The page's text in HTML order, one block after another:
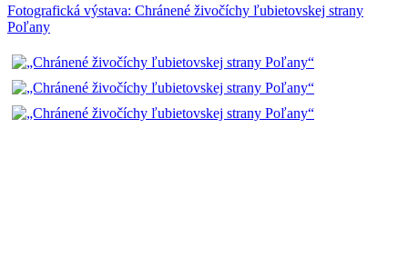
Fotografická výstava: Chránené živočíchy ľubietovskej strany
Poľany